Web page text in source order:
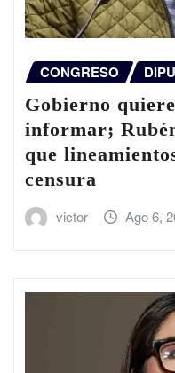
CONGRESO
Gobierno
informar;
que
censura
victor Ago 6,